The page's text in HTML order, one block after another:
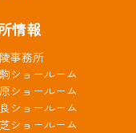
情報
事務所
ショールーム
ショールーム
ショールーム
ショールーム